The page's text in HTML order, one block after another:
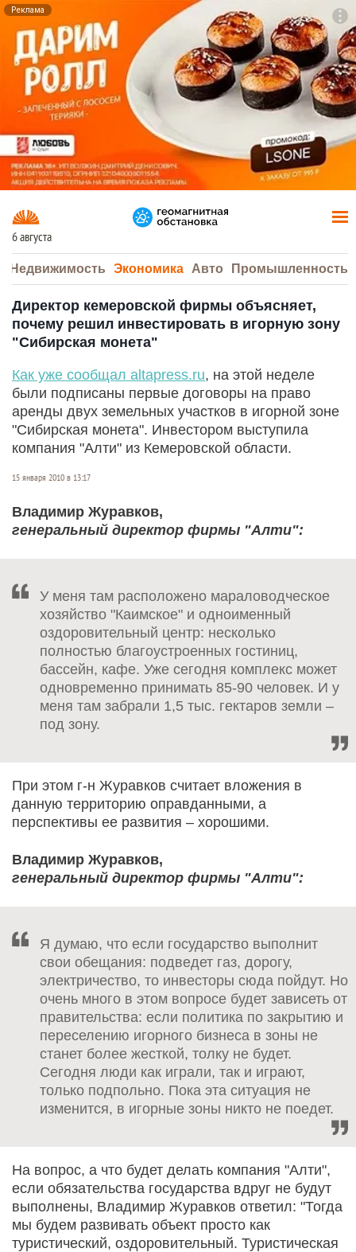
Реклама
6 августа
Недвижимость Экономика Авто Промышленность
Директор кемеровской фирмы объясняет,
почему решил инвестировать в игорную зону
"Сибирская монета"
Как уже сообщал altapress.ru, на этой неделе
были подписаны первые договоры на право
аренды двух земельных участков в игорной зоне
"Сибирская монета". Инвестором выступила
компания "Алти" из Кемеровской области.
15 января 2010 в 13:17
Владимир Журавков,
генеральный директор фирмы "Алти":
У меня там расположено мараловодческое
хозяйство "Каимское" и одноименный
оздоровительный центр: несколько
полностью благоустроенных гостиниц,
бассейн, кафе. Уже сегодня комплекс может
одновременно принимать 85-90 человек. И у
меня там забрали 1,5 тыс. гектаров земли –
под зону.
При этом г-н Журавков считает вложения в
данную территорию оправданными, а
перспективы ее развития – хорошими.
Владимир Журавков,
генеральный директор фирмы "Алти":
Я думаю, что если государство выполнит
свои обещания: подведет газ, дорогу,
электричество, то инвесторы сюда пойдут. Но
очень много в этом вопросе будет зависеть от
правительства: если политика по закрытию и
переселению игорного бизнеса в зоны не
станет более жесткой, толку не будет.
Сегодня люди как играли, так и играют,
только подпольно. Пока эта ситуация не
изменится, в игорные зоны никто не поедет.
На вопрос, а что будет делать компания "Алти",
если обязательства государства вдруг не будут
выполнены, Владимир Журавков ответил: "Тогда
мы будем развивать объект просто как
туристический, оздоровительный. Туристическая